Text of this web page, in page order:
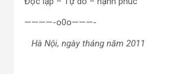
————-o0o———-
Hà Nội, ngày tháng năm 2011